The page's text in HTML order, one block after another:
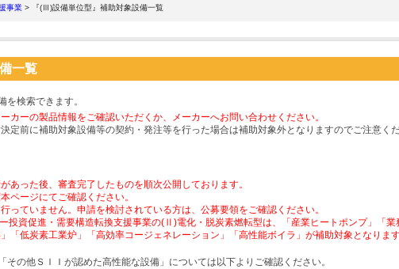
事業 > 『(Ⅲ)設備単位型』補助対象設備一覧
一覧
を検索できます。
カーの製品情報をご確認いただくか、メーカーへお問い合わせください。
定前に補助対象設備等の契約・発注等を行った場合は補助対象外となりますのでご注意くだ
あった後、審査完了したものを順次公開しております。
ページにてご確認ください。
っていません。申請を検討されている方は、公募要領をご確認ください。
投資促進・需要構造転換支援事業の(Ⅱ)電化・脱炭素燃転型は、「産業ヒートポンプ」「業
「低炭素工業炉」「高効率コージェネレーション」「高性能ボイラ」が補助対象となります
の他ＳＩＩが認めた高性能な設備」については以下よりご確認ください。